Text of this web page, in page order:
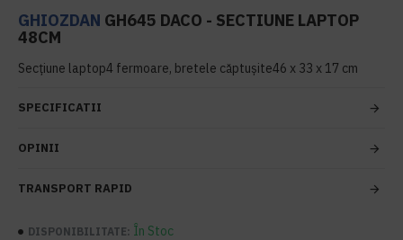
GHIOZDAN GH645 DACO - SECTIUNE LAPTOP
48CM
Secțiune laptop4 fermoare, bretele căptușite46 x 33 x 17 cm
SPECIFICATII
OPINII
TRANSPORT RAPID
DISPONIBILITATE: În Stoc